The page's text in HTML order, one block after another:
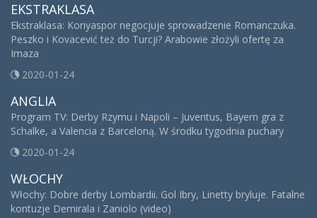
EKSTRAKLASA
Ekstraklasa: Konyaspor negocjuje sprowadzenie Romanczuka.
Peszko i Kovacević też do Turcji? Arabowie złożyli ofertę za
Imaza
2020-01-24
ANGLIA
Program TV: Derby Rzymu i Napoli – Juventus, Bayern gra z
Schalke, a Valencia z Barceloną. W środku tygodnia puchary
2020-01-24
WŁOCHY
Włochy: Dobre derby Lombardii. Gol Ibry, Linetty bryluje. Fatalne
kontuzje Demirala i Zaniolo (video)